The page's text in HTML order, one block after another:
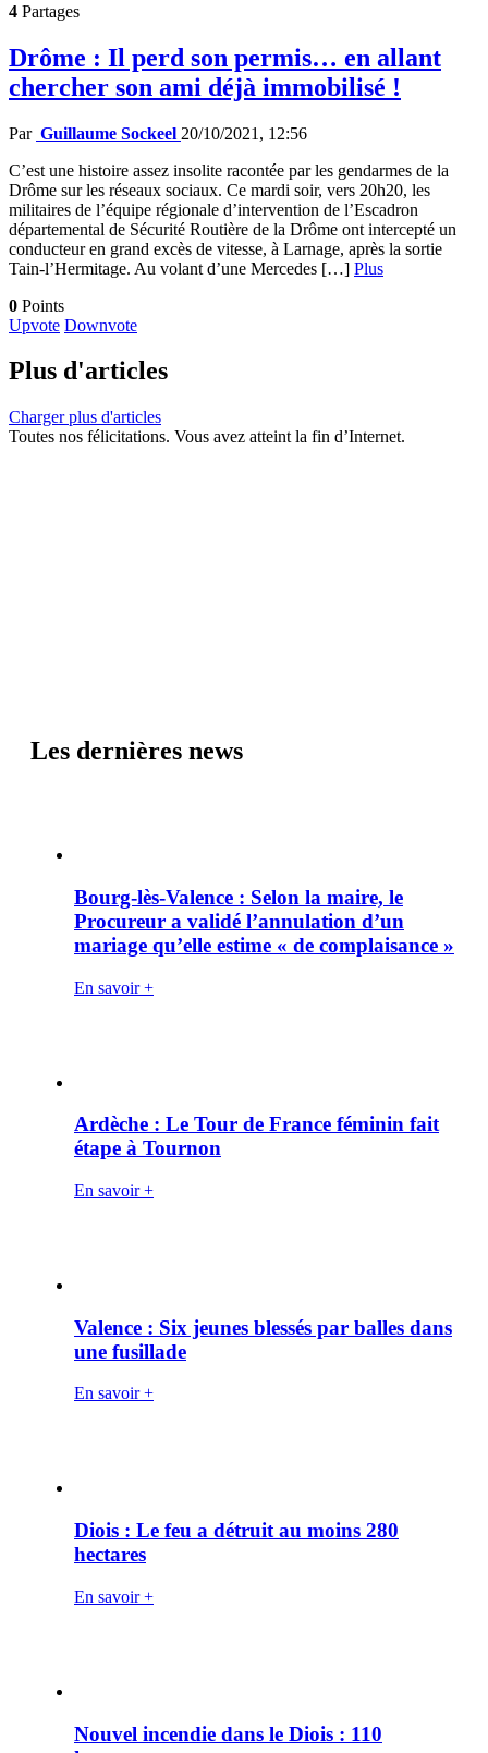
4 Partages
Drôme : Il perd son permis… en allant
chercher son ami déjà immobilisé !
Par Guillaume Sockeel 20/10/2021, 12:56
C’est une histoire assez insolite racontée par les gendarmes de la
Drôme sur les réseaux sociaux. Ce mardi soir, vers 20h20, les
militaires de l’équipe régionale d’intervention de l’Escadron
départemental de Sécurité Routière de la Drôme ont intercepté un
conducteur en grand excès de vitesse, à Larnage, après la sortie
Tain-l’Hermitage. Au volant d’une Mercedes […] Plus
0 Points
Upvote Downvote
Plus d'articles
Charger plus d'articles
Toutes nos félicitations. Vous avez atteint la fin d’Internet.
Les dernières news
Bourg-lès-Valence : Selon la maire, le
Procureur a validé l’annulation d’un
mariage qu’elle estime « de complaisance »
En savoir +
Ardèche : Le Tour de France féminin fait
étape à Tournon
En savoir +
Valence : Six jeunes blessés par balles dans
une fusillade
En savoir +
Diois : Le feu a détruit au moins 280
hectares
En savoir +
Nouvel incendie dans le Diois : 110